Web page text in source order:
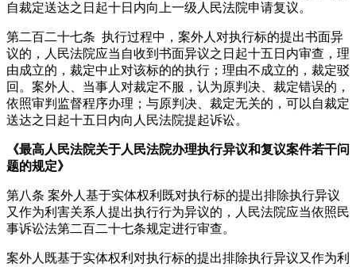
自裁定送达之日起十日内向上一级人民法院申请复议。
第二百二十七条 执行过程中，案外人对执行标的提出书面异
议的，人民法院应当自收到书面异议之日起十五日内审查，理
由成立的，裁定中止对该标的的执行；理由不成立的，裁定驳
回。案外人、当事人对裁定不服，认为原判决、裁定错误的，
依照审判监督程序办理；与原判决、裁定无关的，可以自裁定
送达之日起十五日内向人民法院提起诉讼。
《最高人民法院关于人民法院办理执行异议和复议案件若干问
题的规定》
第八条 案外人基于实体权利既对执行标的提出排除执行异议
又作为利害关系人提出执行行为异议的，人民法院应当依照民
事诉讼法第二百二十七条规定进行审查。
案外人既基于实体权利对执行标的提出排除执行异议又作为利